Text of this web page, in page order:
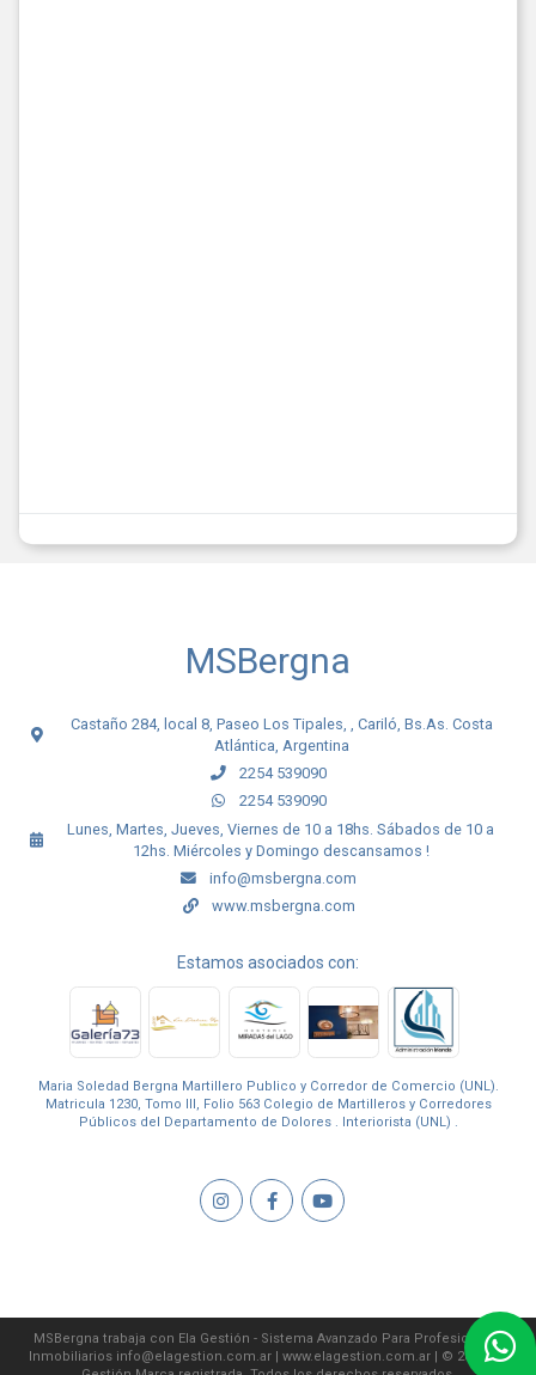
MSBergna
Castaño 284, local 8, Paseo Los Tipales, , Cariló, Bs.As. Costa
Atlántica, Argentina
2254 539090
2254 539090
Lunes, Martes, Jueves, Viernes de 10 a 18hs. Sábados de 10 a
12hs. Miércoles y Domingo descansamos !
info@msbergna.com
www.msbergna.com
Estamos asociados con:
Maria Soledad Bergna Martillero Publico y Corredor de Comercio (UNL).
Matricula 1230, Tomo III, Folio 563 Colegio de Martilleros y Corredores
Públicos del Departamento de Dolores . Interiorista (UNL) .
MSBergna trabaja con Ela Gestión - Sistema Avanzado Para Profesionales
Inmobiliarios info@elagestion.com.ar www.elagestion.com.ar | © 2026 Ela